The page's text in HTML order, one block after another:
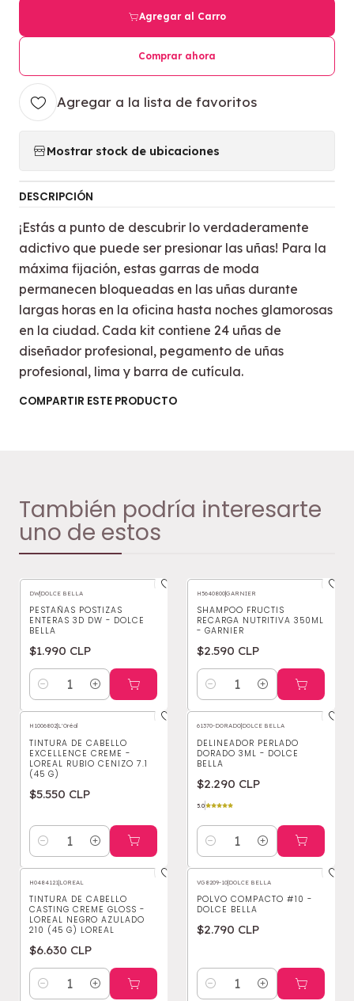
Agregar al Carro
Comprar ahora
Agregar a la lista de favoritos
Mostrar stock de ubicaciones
DESCRIPCIÓN
¡Estás a punto de descubrir lo verdaderamente
adictivo que puede ser presionar las uñas! Para la
máxima fijación, estas garras de moda
permanecen bloqueadas en las uñas durante
largas horas en la oficina hasta noches glamorosas
en la ciudad. Cada kit contiene 24 uñas de
diseñador profesional, pegamento de uñas
profesional, lima y barra de cutícula.
COMPARTIR ESTE PRODUCTO
También podría interesarte
uno de estos
DW|DOLCE BELLA
PESTAÑAS POSTIZAS
ENTERAS 3D DW - DOLCE
BELLA
$1.990 CLP
Cantidad
H5640800|GARNIER
SHAMPOO FRUCTIS
RECARGA NUTRITIVA 350ML
- GARNIER
$2.590 CLP
Cantidad
H1006802|L'Oréal
TINTURA DE CABELLO
EXCELLENCE CREME -
LOREAL RUBIO CENIZO 7.1
(45 G)
$5.550 CLP
Cantidad
61370-DORADO|DOLCE BELLA
DELINEADOR PERLADO
DORADO 3ML - DOLCE
BELLA
$2.290 CLP
5.0
Cantidad
H0484121|LOREAL
TINTURA DE CABELLO
CASTING CREME GLOSS -
LOREAL NEGRO AZULADO
210 (45 G) LOREAL
$6.630 CLP
Cantidad
VG8209-10|DOLCE BELLA
POLVO COMPACTO #10 -
DOLCE BELLA
$2.790 CLP
Cantidad